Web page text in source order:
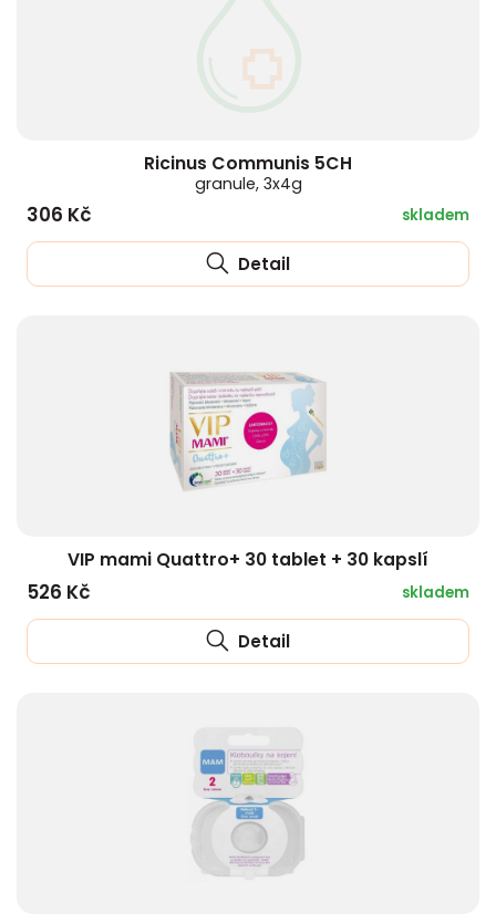
Ricinus Communis 5CH
granule, 3x4g
306 Kč skladem
Detail
VIP mami Quattro+ 30 tablet + 30 kapslí
526 Kč skladem
Detail